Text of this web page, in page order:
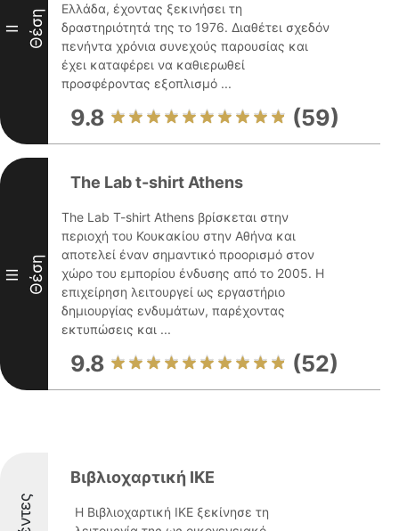
II Θέση
Ελλάδα, έχοντας ξεκινήσει τη
δραστηριότητά της το 1976. Διαθέτει σχεδόν
πενήντα χρόνια συνεχούς παρουσίας και
έχει καταφέρει να καθιερωθεί
προσφέροντας εξοπλισμό ...
9.8 (59)
III Θέση
The Lab t-shirt Athens
The Lab T-shirt Athens βρίσκεται στην
περιοχή του Κουκακίου στην Αθήνα και
αποτελεί έναν σημαντικό προορισμό στον
χώρο του εμπορίου ένδυσης από το 2005. Η
επιχείρηση λειτουργεί ως εργαστήριο
δημιουργίας ενδυμάτων, παρέχοντας
εκτυπώσεις και ...
9.8 (52)
Βιβλιοχαρτική ΙΚΕ
Η Βιβλιοχαρτική ΙΚΕ ξεκίνησε τη